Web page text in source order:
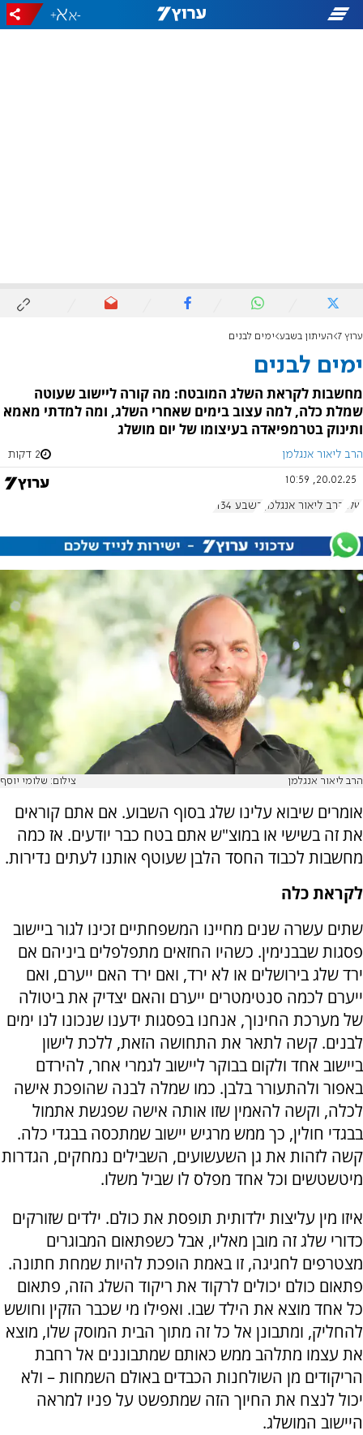
-
+
ערוץ 7 העיתון בשבע ימים לבנים
ימים לבנים
מחשבות לקראת השלג המובטח: מה קורה ליישוב שעוטה
שמלת כלה, למה עצוב בימים שאחרי השלג, ומה למדתי מאמא
ותינוק בטרמפיאדה בעיצומו של יום מושלג
הרב ליאור אנגלמן 2 דקות
20.02.25, 10:59
שלג הרב ליאור אנגלמן בשבע 1134
הרב ליאור אנגלמן צילום: שלומי יוסף
אומרים שיבוא עלינו שלג בסוף השבוע. אם אתם קוראים
את זה בשישי או במוצ"ש אתם בטח כבר יודעים. אז כמה
מחשבות לכבוד החסד הלבן שעוטף אותנו לעתים נדירות.
לקראת כלה
שתים עשרה שנים מחיינו המשפחתיים זכינו לגור ביישוב
פסגות שבבנימין. כשהיו החזאים מתפלפלים ביניהם אם
ירד שלג בירושלים או לא ירד, ואם ירד האם ייערם, ואם
ייערם לכמה סנטימטרים ייערם והאם יצדיק את ביטולה
של מערכת החינוך, אנחנו בפסגות ידענו שנכונו לנו ימים
לבנים. קשה לתאר את התחושה הזאת, ללכת לישון
ביישוב אחד ולקום בבוקר ליישוב לגמרי אחר, להירדם
באפור ולהתעורר בלבן. כמו שמלה לבנה שהופכת אישה
לכלה, וקשה להאמין שזו אותה אישה שפגשת אתמול
בבגדי חולין, כך ממש מרגיש יישוב שמתכסה בבגדי כלה.
קשה לזהות את גן השעשועים, השבילים נמחקים, הגדרות
מיטשטשים וכל אחד מפלס לו שביל משלו.
איזו מין עליצות ילדותית תופסת את כולם. ילדים שזורקים
כדורי שלג זה מובן מאליו, אבל כשפתאום המבוגרים
מצטרפים לחגיגה, זו באמת הופכת להיות שמחת חתונה.
פתאום כולם יכולים לרקוד את ריקוד השלג הזה, פתאום
כל אחד מוצא את הילד שבו. ואפילו מי שכבר הזקין וחושש
להחליק, ומתבונן אל כל זה מתוך הבית המוסק שלו, מוצא
את עצמו מתלהב ממש כאותם שמתבוננים אל רחבת
הריקודים מן השולחנות הכבדים באולם השמחות – ולא
יכול לנצח את החיוך הזה שמתפשט על פניו למראה
היישוב המושלג.